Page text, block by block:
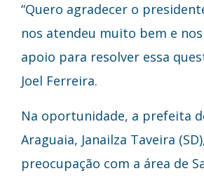
“Quero agradecer o
nos atendeu muito bem e
apoio para resolver essa
Joel Ferreira.
Na oportunidade, a prefeita
Araguaia, Janailza Taveira
preocupação com a área de